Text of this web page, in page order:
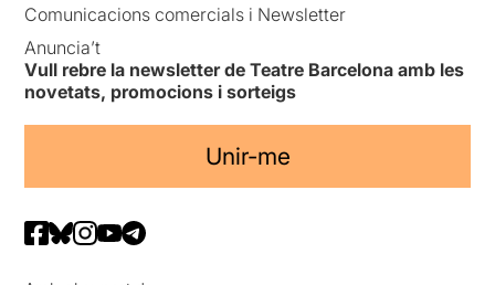
Comunicacions comercials i Newsletter
Anuncia’t
Vull rebre la newsletter de Teatre Barcelona amb les
novetats, promocions i sorteigs
Unir-me